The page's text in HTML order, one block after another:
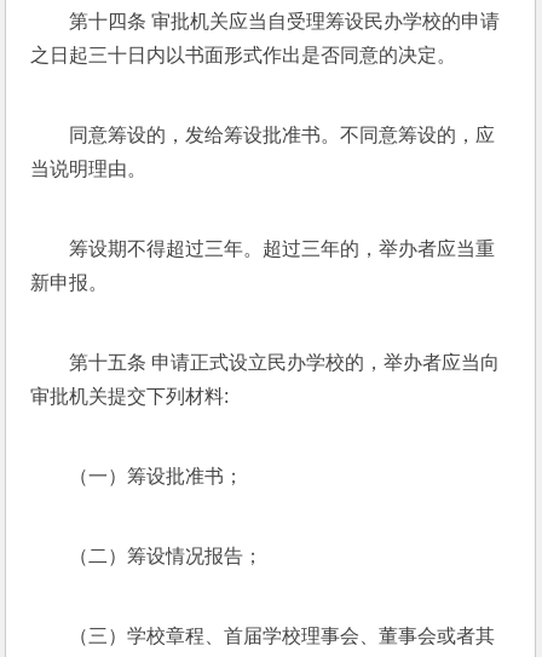
第十四条 审批机关应当自受理筹设民办学校的申请
之日起三十日内以书面形式作出是否同意的决定。
同意筹设的，发给筹设批准书。不同意筹设的，应
当说明理由。
筹设期不得超过三年。超过三年的，举办者应当重
新申报。
第十五条 申请正式设立民办学校的，举办者应当向
审批机关提交下列材料:
（一）筹设批准书；
（二）筹设情况报告；
（三）学校章程、首届学校理事会、董事会或者其